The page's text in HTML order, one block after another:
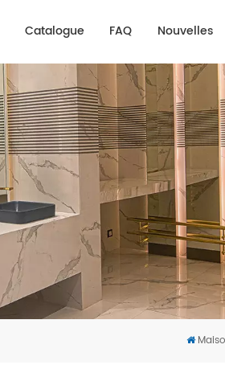
Catalogue FAQ Nouvelles